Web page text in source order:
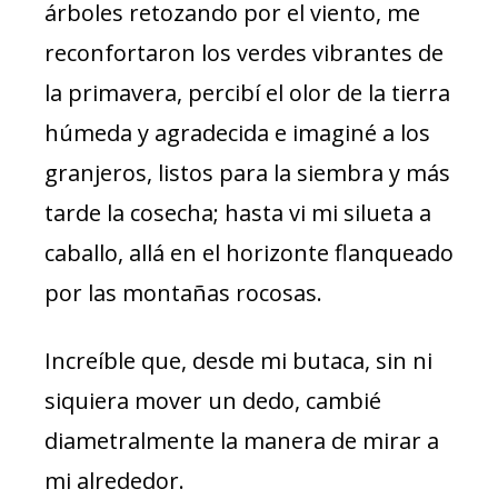
árboles retozando por el viento, me
reconfortaron los verdes vibrantes de
la primavera, percibí el olor de la tierra
húmeda y agradecida e imaginé a los
granjeros, listos para la siembra y más
tarde la cosecha; hasta vi mi silueta a
caballo, allá en el horizonte flanqueado
por las montañas rocosas.
Increíble que, desde mi butaca, sin ni
siquiera mover un dedo, cambié
diametralmente la manera de mirar a
mi alrededor.